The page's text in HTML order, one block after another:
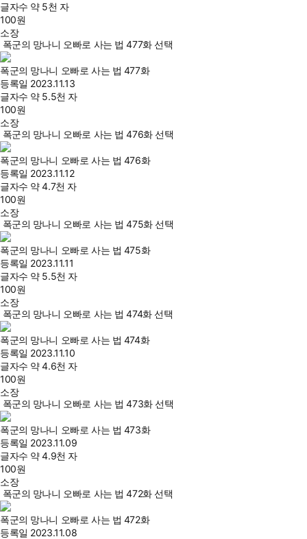
글자수 약 5천 자
100원
소장
폭군의 망나니 오빠로 사는 법 477화 선택
폭군의 망나니 오빠로 사는 법 477화
등록일 2023.11.13
글자수 약 5.5천 자
100원
소장
폭군의 망나니 오빠로 사는 법 476화 선택
폭군의 망나니 오빠로 사는 법 476화
등록일 2023.11.12
글자수 약 4.7천 자
100원
소장
폭군의 망나니 오빠로 사는 법 475화 선택
폭군의 망나니 오빠로 사는 법 475화
등록일 2023.11.11
글자수 약 5.5천 자
100원
소장
폭군의 망나니 오빠로 사는 법 474화 선택
폭군의 망나니 오빠로 사는 법 474화
등록일 2023.11.10
글자수 약 4.6천 자
100원
소장
폭군의 망나니 오빠로 사는 법 473화 선택
폭군의 망나니 오빠로 사는 법 473화
등록일 2023.11.09
글자수 약 4.9천 자
100원
소장
폭군의 망나니 오빠로 사는 법 472화 선택
폭군의 망나니 오빠로 사는 법 472화
등록일 2023.11.08